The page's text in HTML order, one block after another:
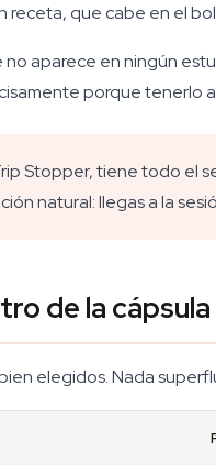
receta, que cabe en el
aparece en ningún
porque tenerlo
Stopper, tiene todo el
natural: llegas a la
de la cápsula
elegidos. Nada